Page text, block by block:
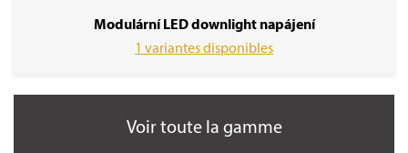
Modulární LED downlight napájení
1 variantes disponibles
Voir toute la gamme